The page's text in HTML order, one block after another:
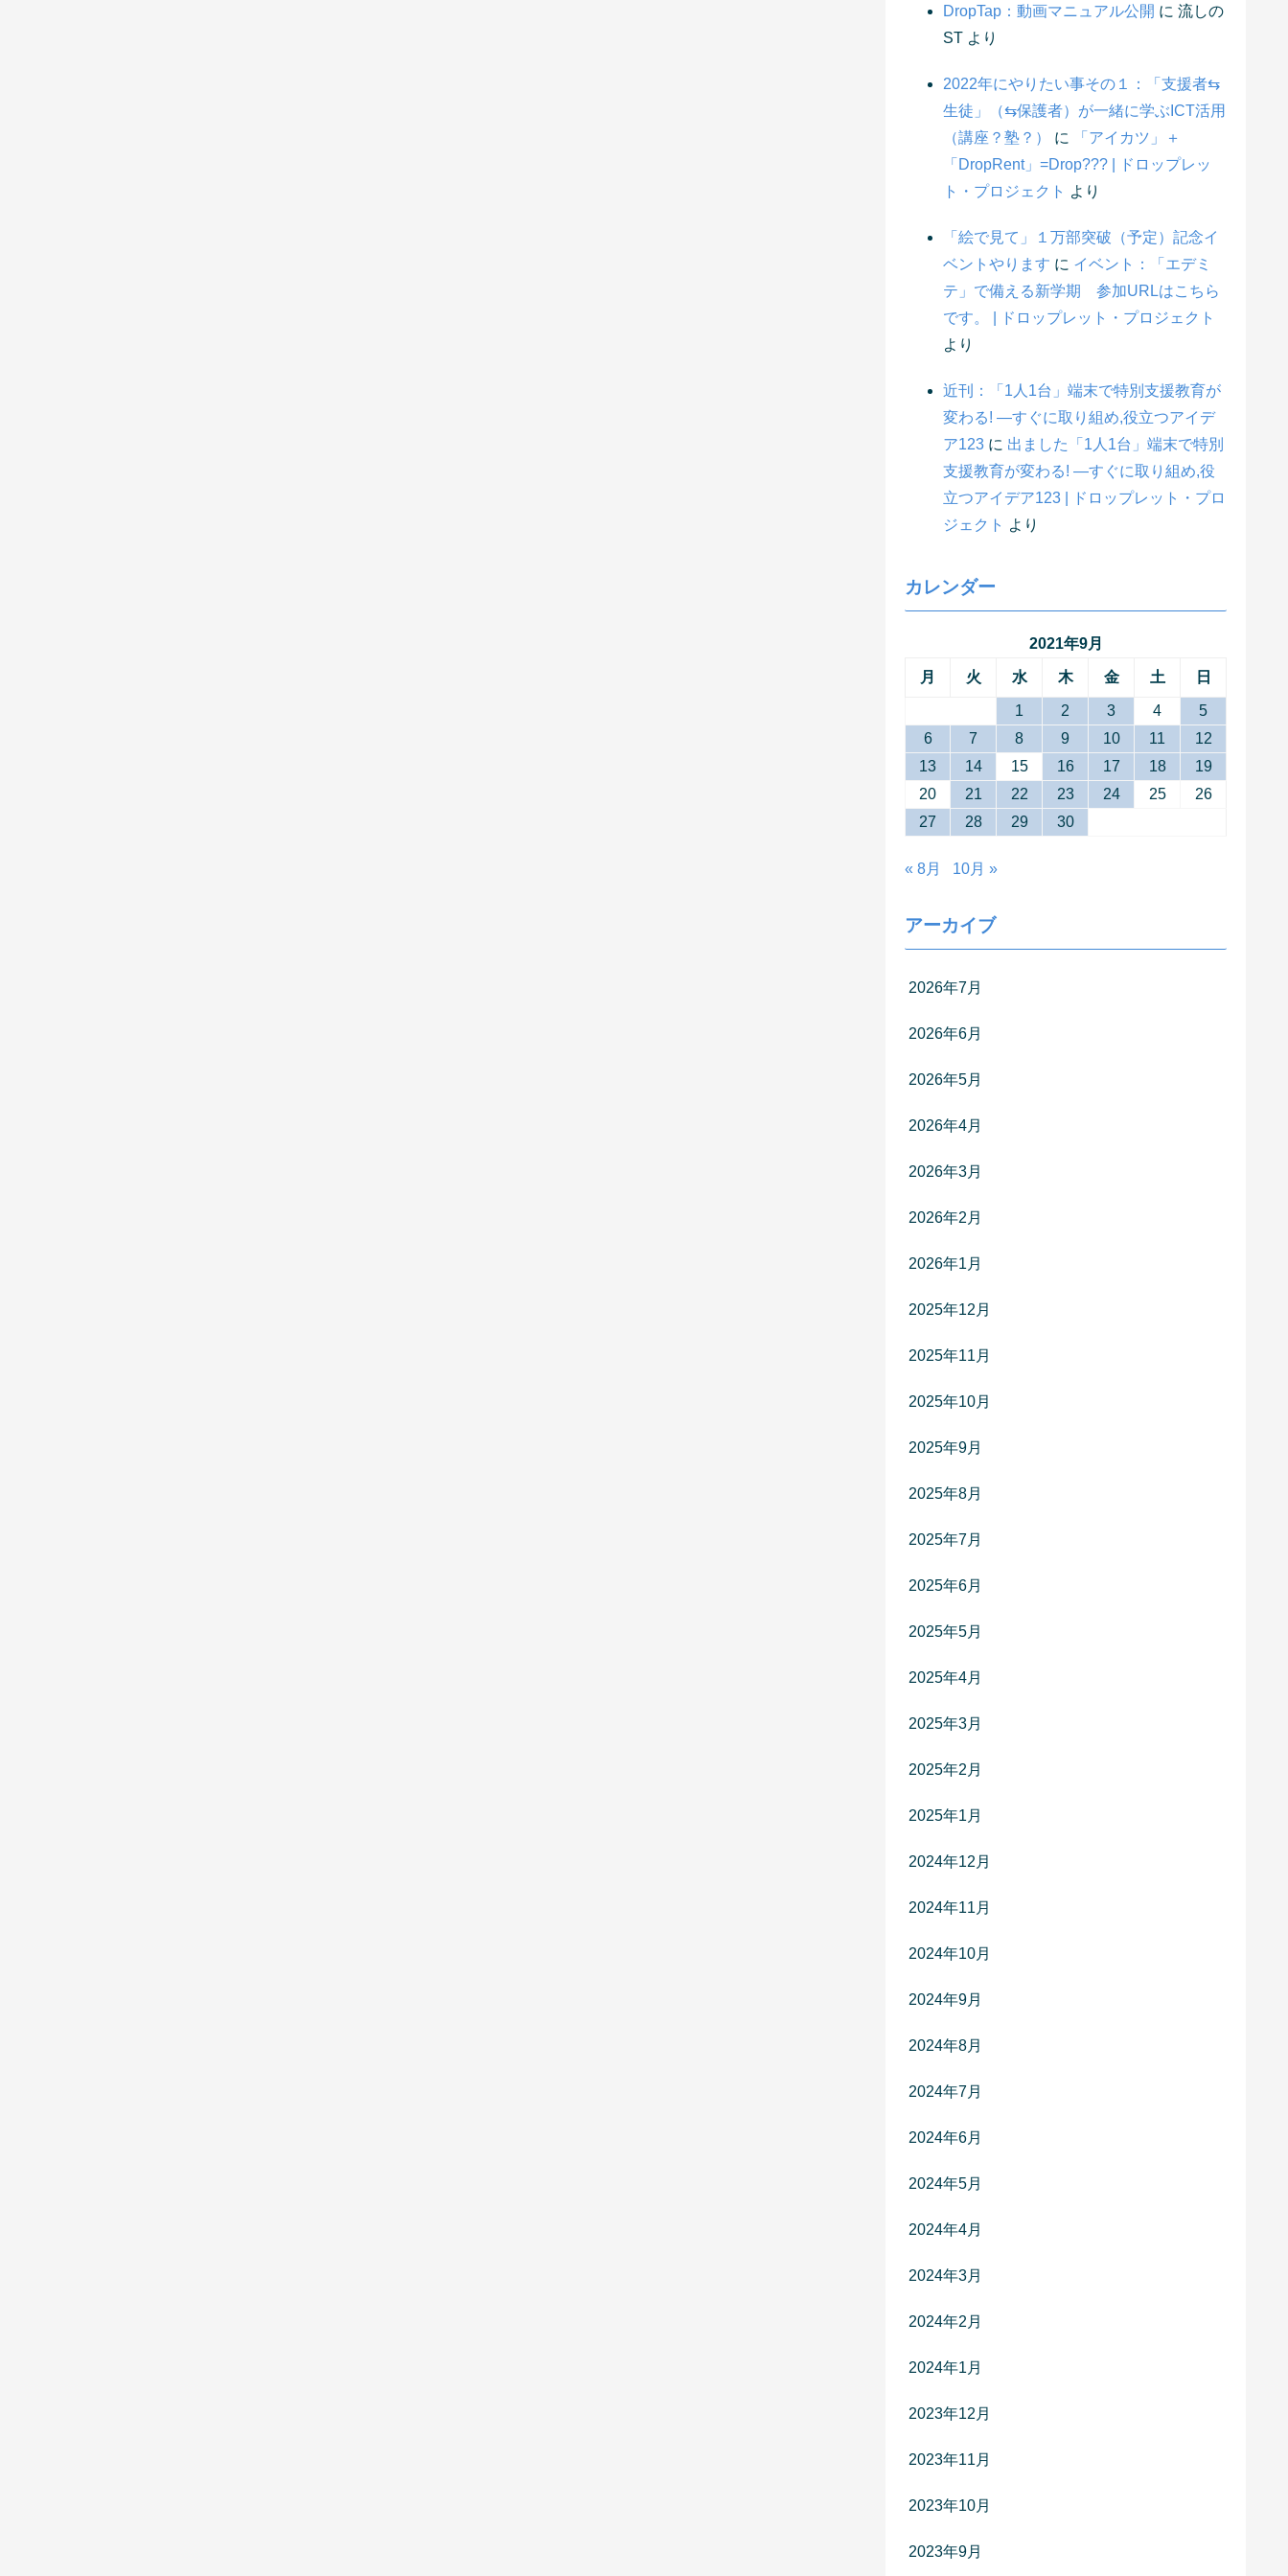
DropTap：動画マニュアル公開 に 流しの
ST より
2022年にやりたい事その１：「支援者⇆
生徒」（⇆保護者）が一緒に学ぶICT活用
（講座？塾？）
に
「アイカツ」＋
「DropRent」=Drop??? | ドロップレッ
ト・プロジェクト より
「絵で見て」１万部突破（予定）記念イ
ベントやります に イベント：「エデミ
テ」で備える新学期 参加URLはこちら
です。 | ドロップレット・プロジェクト
より
近刊：「1人1台」端末で特別支援教育が
変わる! ―すぐに取り組め,役立つアイデ
ア123 に 出ました「1人1台」端末で特別
支援教育が変わる! ―すぐに取り組め,役
立つアイデア123 | ドロップレット・プロ
ジェクト より
カレンダー
2021年9月
月 火 水 木 金 土 日
1 2 3 4
5
6
7 8 9 10 11
12
13
14 15 16 17 18
19
20
21 22 23 24 25
26
27
28 29 30
« 8月 10月 »
アーカイブ
2026年7月
2026年6月
2026年5月
2026年4月
2026年3月
2026年2月
2026年1月
2025年12月
2025年11月
2025年10月
2025年9月
2025年8月
2025年7月
2025年6月
2025年5月
2025年4月
2025年3月
2025年2月
2025年1月
2024年12月
2024年11月
2024年10月
2024年9月
2024年8月
2024年7月
2024年6月
2024年5月
2024年4月
2024年3月
2024年2月
2024年1月
2023年12月
2023年11月
2023年10月
2023年9月